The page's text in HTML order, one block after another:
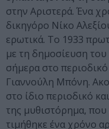
στην Αριστερά. Ένα
δικηγόρο Νίκο
ερωτικά. Το 1933
με τη δημοσίευση του
σήμερα στο
Γιαννούλη Μπόνη.
στο ίδιο περιοδικό
της μυθιστόρημα, που
τιμήθηκε ένα χρόνο